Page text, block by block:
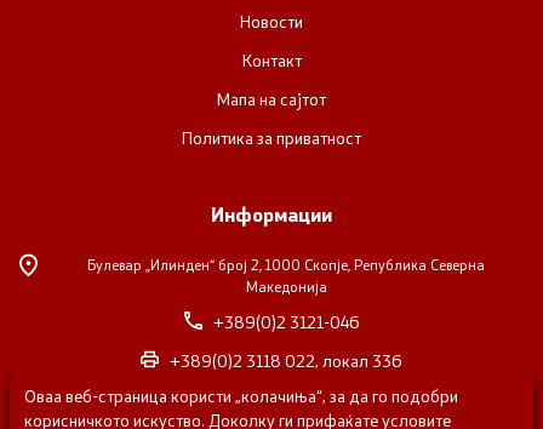
Новости
Контакт
Мапа на сајтот
Политика за приватност
Информации
Булевар „Илинден“ број 2, 1000 Скопје, Република Северна
Македонија
+389(0)2 3121-046
+389(0)2 3118 022, локал 336
nvosorabotka@gs.gov.mk
Оваа веб-страница користи „колачиња“, за да го подобри
корисничкото искуство. Доколку ги прифаќате условите